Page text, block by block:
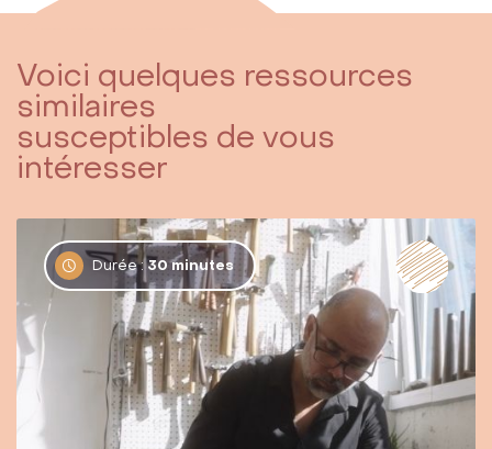
Voici quelques ressources
similaires
susceptibles de vous
intéresser
Durée :30 minutes